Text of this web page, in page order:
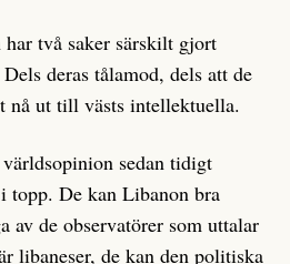
två saker särskilt gjort
deras tålamod, dels att de
nå ut till västs intellektuella.
sedan tidigt
topp. De kan Libanon bra
av de observatörer som uttalar
libaneser, de kan den politiska